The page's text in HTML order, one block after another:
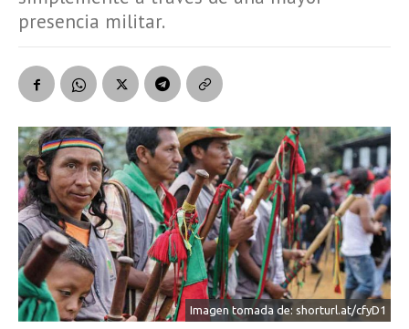
presencia militar.
Imagen tomada de: shorturl.at/cfyD1